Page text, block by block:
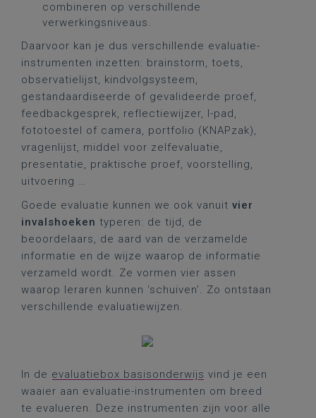
combineren op verschillende
verwerkingsniveaus.
Daarvoor kan je dus verschillende evaluatie-
instrumenten inzetten: brainstorm, toets,
observatielijst, kindvolgsysteem,
gestandaardiseerde of gevalideerde proef,
feedbackgesprek, reflectiewijzer, I-pad,
fototoestel of camera, portfolio (KNAPzak),
vragenlijst, middel voor zelfevaluatie,
presentatie, praktische proef, voorstelling,
uitvoering …
Goede evaluatie kunnen we ook vanuit vier
invalshoeken typeren: de tijd, de
beoordelaars, de aard van de verzamelde
informatie en de wijze waarop de informatie
verzameld wordt. Ze vormen vier assen
waarop leraren kunnen ‘schuiven’. Zo ontstaan
verschillende evaluatiewijzen.
In de evaluatiebox basisonderwijs vind je een
waaier aan evaluatie-instrumenten om breed
te evalueren. Deze instrumenten zijn voor alle